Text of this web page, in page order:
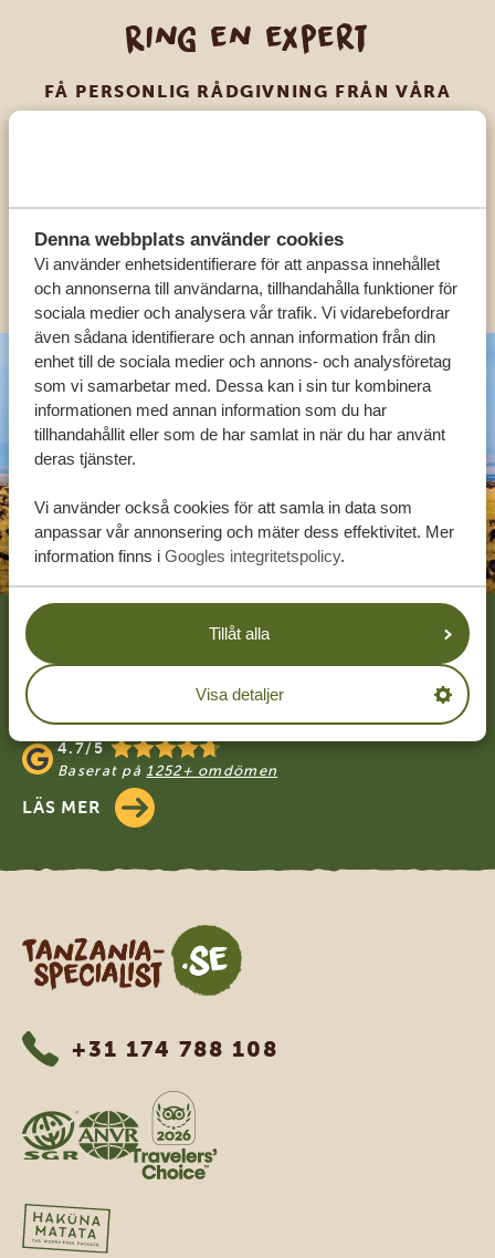
Denna webbplats använder cookies
Vi använder enhetsidentifierare för att anpassa innehållet
och annonserna till användarna, tillhandahålla funktioner för
sociala medier och analysera vår trafik. Vi vidarebefordrar
även sådana identifierare och annan information från din
enhet till de sociala medier och annons- och analysföretag
som vi samarbetar med. Dessa kan i sin tur kombinera
informationen med annan information som du har
tillhandahållit eller som de har samlat in när du har använt
deras tjänster.
Vi använder också cookies för att samla in data som
anpassar vår annonsering och mäter dess effektivitet. Mer
information finns i Googles integritetspolicy.
Tillåt alla
Visa detaljer
Ring en expert
FÅ PERSONLIG RÅDGIVNING FRÅN VÅRA
SV:
KONTAKT
Footer
VÅRA KUNDER REKOMMENDERAR
TANZANIA SPECIALIST
Baserat på4833+ omdömen
4.7/5
Baserat på1252+ omdömen
LÄS MER
Tanzania Specialist
+31 174 788 108